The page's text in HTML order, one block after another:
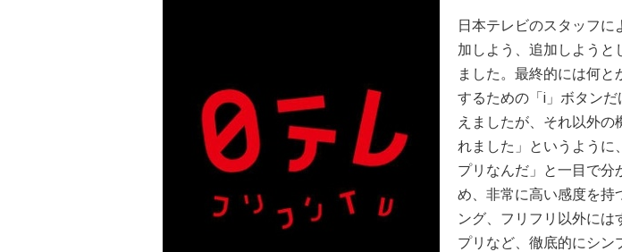
日本テレビのスタッフに
加しよう、追加しようと
ました。最終的には何と
するための「i」ボタン
えましたが、それ以外の
れました」というように
プリなんだ」と一目で分
め、非常に高い感度を持
ング、フリフリ以外には
プリなど、徹底的にシン